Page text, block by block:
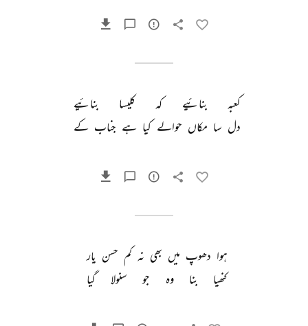
کعبہ بنائیے کہ کلیسا
بنائیے
دل سا مکاں حوالے کیا ہے جناب کے
ہوا دھوپ میں بھی نہ کم حسن یار
کنھیا
بنا وہ جو سنولا گیا